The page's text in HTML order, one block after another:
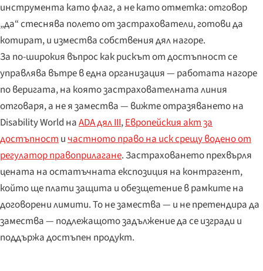
инструмента като флаг, а не като отметка: отговор
„да“ стеснява полето от застрахователи, готови да
котират, и измества собствения дял нагоре.
За по-широкия въпрос как рискът от достъпност се
управлява вътре в една организация — работата нагоре
по веригата, на която застрахователната линия
отговаря, а не я замества — вижте отразяването на
Disability World наADA дял III,Европейския акт за
достъпностичастното право на иск срещу водено от
регулатор правоприлагане. Застраховането прехвърля
цената на остатъчната експозиция на контрагент,
който ще плати защита и обезщетение в рамките на
договорени лимити. То не замества — и не претендира да
замества — подлежащото задължение да се изгради и
поддържа достъпен продукт.